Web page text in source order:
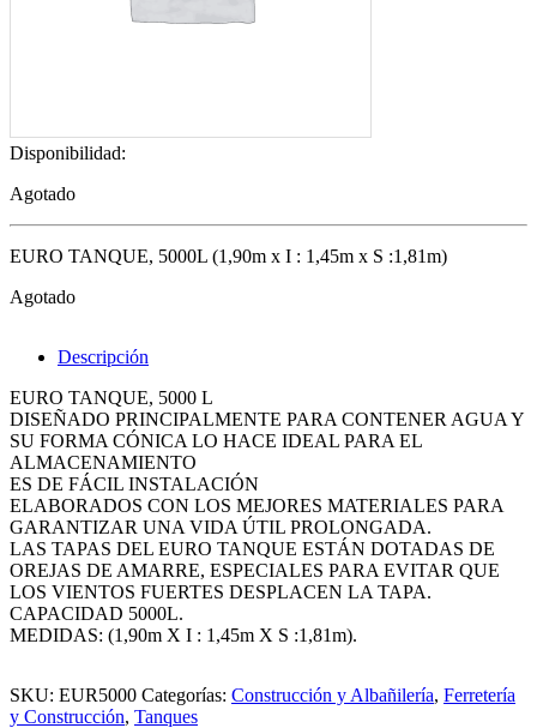
Disponibilidad:
Agotado
EURO TANQUE, 5000L (1,90m x I : 1,45m x S :1,81m)
Agotado
Descripción
EURO TANQUE, 5000 L
DISEÑADO PRINCIPALMENTE PARA CONTENER AGUA Y
SU FORMA CÓNICA LO HACE IDEAL PARA EL
ALMACENAMIENTO
ES DE FÁCIL INSTALACIÓN
ELABORADOS CON LOS MEJORES MATERIALES PARA
GARANTIZAR UNA VIDA ÚTIL PROLONGADA.
LAS TAPAS DEL EURO TANQUE ESTÁN DOTADAS DE
OREJAS DE AMARRE, ESPECIALES PARA EVITAR QUE
LOS VIENTOS FUERTES DESPLACEN LA TAPA.
CAPACIDAD 5000L.
MEDIDAS: (1,90m X I : 1,45m X S :1,81m).
SKU: EUR5000 Categorías: Construcción y Albañilería, Ferretería
y Construcción, Tanques